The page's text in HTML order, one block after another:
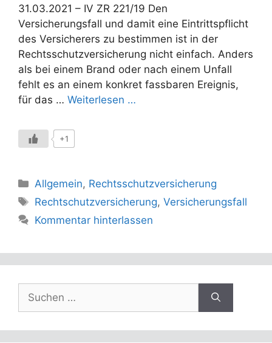
31.03.2021 – IV ZR 221/19 Den
Versicherungsfall und damit eine Eintrittspflicht
des Versicherers zu bestimmen ist in der
Rechtsschutzversicherung nicht einfach. Anders
als bei einem Brand oder nach einem Unfall
fehlt es an einem konkret fassbaren Ereignis,
für das … Weiterlesen …
+1
Kategorien
Allgemein, Rechtsschutzversicherung
Schlagwörter
Rechtschutzversicherung,Versicherungsfall
Kommentar hinterlassen
Suchen
nach: